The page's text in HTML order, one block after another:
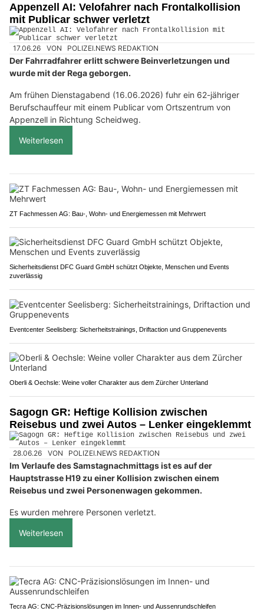
Appenzell AI: Velofahrer nach Frontalkollision
mit Publicar schwer verletzt
17.06.26 VON POLIZEI.NEWS REDAKTION
Der Fahrradfahrer erlitt schwere Beinverletzungen und
wurde mit der Rega geborgen.
Am frühen Dienstagabend (16.06.2026) fuhr ein 62-jähriger
Berufschauffeur mit einem Publicar vom Ortszentrum von
Appenzell in Richtung Scheidweg.
Weiterlesen
ZT Fachmessen AG: Bau-, Wohn- und Energiemessen mit Mehrwert
Sicherheitsdienst DFC Guard GmbH schützt Objekte, Menschen und Events
zuverlässig
Eventcenter Seelisberg: Sicherheitstrainings, Driftaction und Gruppenevents
Oberli & Oechsle: Weine voller Charakter aus dem Zürcher Unterland
Sagogn GR: Heftige Kollision zwischen
Reisebus und zwei Autos – Lenker eingeklemmt
28.06.26 VON POLIZEI.NEWS REDAKTION
Im Verlaufe des Samstagnachmittags ist es auf der
Hauptstrasse H19 zu einer Kollision zwischen einem
Reisebus und zwei Personenwagen gekommen.
Es wurden mehrere Personen verletzt.
Weiterlesen
Tecra AG: CNC-Präzisionslösungen im Innen- und Aussenrundschleifen